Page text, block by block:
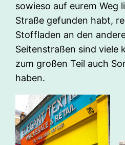
sowieso auf eurem Weg
Straße gefunden habt,
Stoffladen an den
Seitenstraßen sind viele
zum großen Teil auch
haben.